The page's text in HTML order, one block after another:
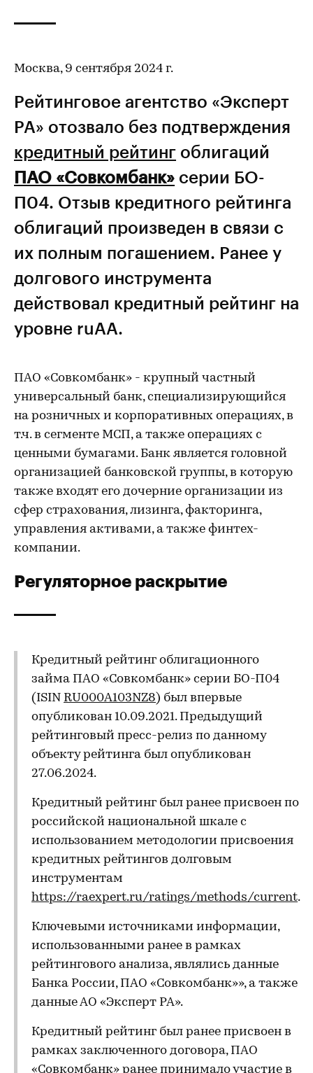
Москва, 9 сентября 2024 г.
Рейтинговое агентство «Эксперт
РА» отозвало без подтверждения
кредитный рейтинг облигаций
ПАО «Совкомбанк» серии БО-
П04. Отзыв кредитного рейтинга
облигаций произведен в связи с
их полным погашением. Ранее у
долгового инструмента
действовал кредитный рейтинг на
уровне ruAA.
ПАО «Совкомбанк» - крупный частный
универсальный банк, специализирующийся
на розничных и корпоративных операциях, в
т.ч. в сегменте МСП, а также операциях с
ценными бумагами. Банк является головной
организацией банковской группы, в которую
также входят его дочерние организации из
сфер страхования, лизинга, факторинга,
управления активами, а также финтех-
компании.
Регуляторное раскрытие
Кредитный рейтинг облигационного
займа ПАО «Совкомбанк» серии БО-П04
(ISIN RU000A103NZ8) был впервые
опубликован 10.09.2021. Предыдущий
рейтинговый пресс-релиз по данному
объекту рейтинга был опубликован
27.06.2024.
Кредитный рейтинг был ранее присвоен по
российской национальной шкале с
использованием методологии присвоения
кредитных рейтингов долговым
инструментам
https://raexpert.ru/ratings/methods/current.
Ключевыми источниками информации,
использованными ранее в рамках
рейтингового анализа, являлись данные
Банка России, ПАО «Совкомбанк»», а также
данные АО «Эксперт РА».
Кредитный рейтинг был ранее присвоен в
рамках заключенного договора, ПАО
«Совкомбанк» ранее принимало участие в